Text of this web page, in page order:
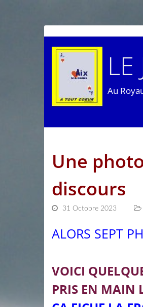
Au
Une
discours
31 Octobre 2023
ALORS SEPT
VOICI
PRIS EN MAIN